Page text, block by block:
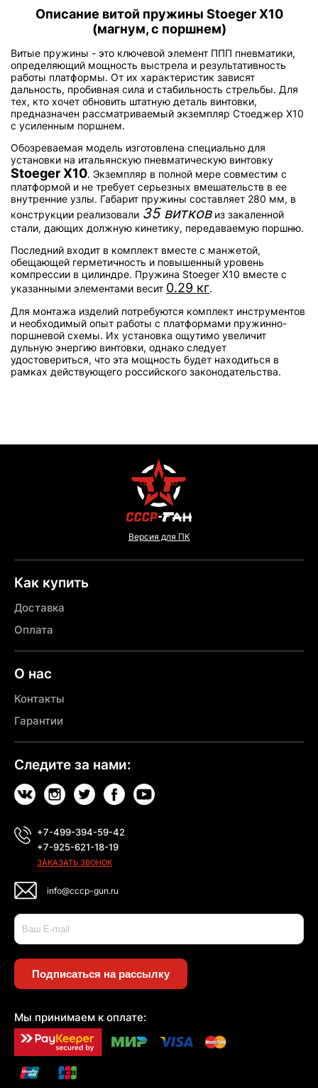
Описание витой пружины Stoeger X10
(магнум, с поршнем)
Витые пружины - это ключевой элемент ППП пневматики,
определяющий мощность выстрела и результативность
работы платформы. От их характеристик зависят
дальность, пробивная сила и стабильность стрельбы. Для
тех, кто хочет обновить штатную деталь винтовки,
предназначен рассматриваемый экземпляр Стоеджер X10
с усиленным поршнем.
Обозреваемая модель изготовлена специально для
установки на итальянскую пневматическую винтовку
Stoeger X10. Экземпляр в полной мере совместим с
платформой и не требует серьезных вмешательств в ее
внутренние узлы. Габарит пружины составляет 280 мм, в
конструкции реализовали 35 витковиз закаленной
стали, дающих должную кинетику, передаваемую поршню.
Последний входит в комплект вместе с манжетой,
обещающей герметичность и повышенный уровень
компрессии в цилиндре. Пружина Stoeger X10 вместе с
указанными элементами весит 0.29 кг.
Для монтажа изделий потребуются комплект инструментов
и необходимый опыт работы с платформами пружинно-
поршневой схемы. Их установка ощутимо увеличит
дульную энергию винтовки, однако следует
удостовериться, что эта мощность будет находиться в
рамках действующего российского законодательства.
Версия для ПК
Как купить
Доставка
Оплата
О нас
Контакты
Гарантии
Следите за нами:
+7-499-394-59-42
+7-925-621-18-19
ЗАКАЗАТЬ ЗВОНОК
info@cccp-gun.ru
Подписаться на рассылку
Мы принимаем к оплате: